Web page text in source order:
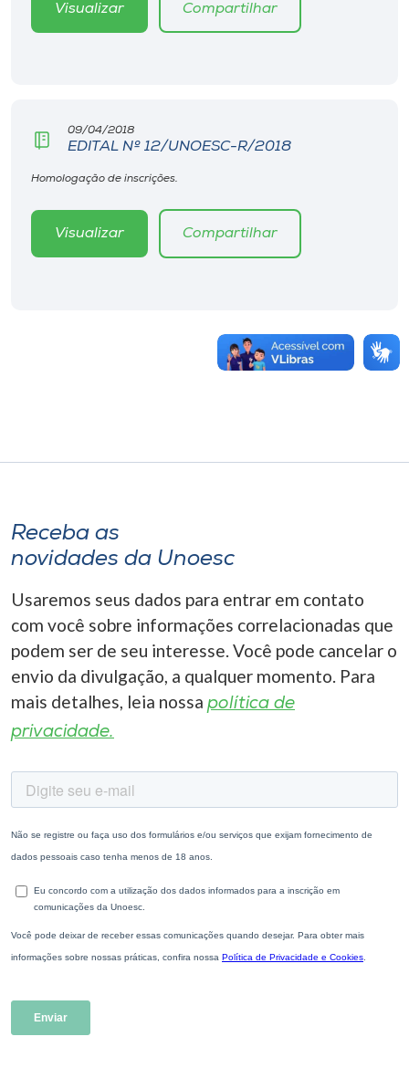
Visualizar Compartilhar
09/04/2018
EDITAL Nº 12/UNOESC-R/2018
Homologação de inscrições.
Visualizar Compartilhar
Receba as
novidades da Unoesc
Usaremos seus dados para entrar em contato
com você sobre informações correlacionadas que
podem ser de seu interesse. Você pode cancelar o
envio da divulgação, a qualquer momento. Para
mais detalhes, leia nossa política de
privacidade.